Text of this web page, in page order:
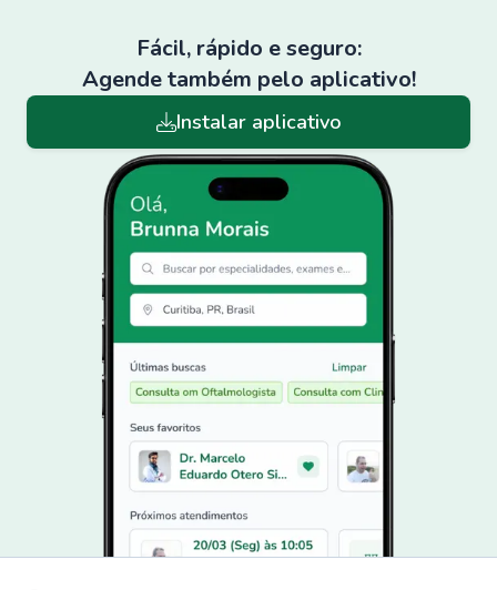
Fácil, rápido e seguro:
Agende também pelo aplicativo!
Instalar aplicativo